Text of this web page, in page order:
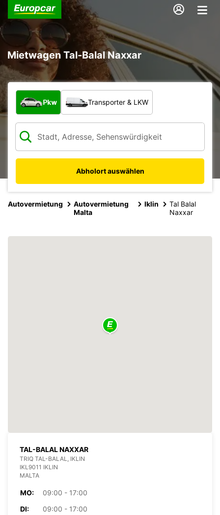
Mietwagen Tal-Balal Naxxar
Welche Art von Fahrzeug?
Pkw Transporter & LKW
Abholort auswählen
Autovermietung
Autovermietung
Malta
Iklin
Tal Balal
Naxxar
TAL-BALAL NAXXAR
TRIQ TAL-BALAL, IKLIN
IKL9011 IKLIN
MALTA
MO:
09:00 - 17:00
DI:
09:00 - 17:00